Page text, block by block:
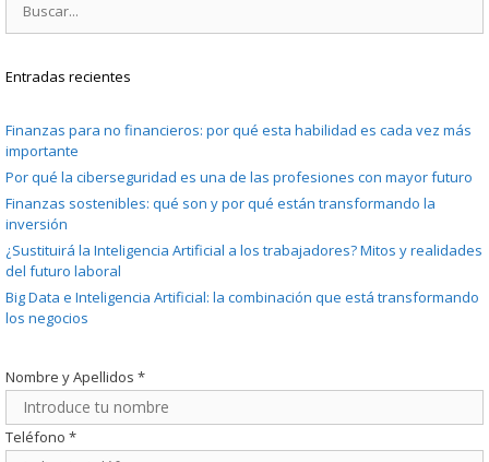
Entradas recientes
Finanzas para no financieros: por qué esta habilidad es cada vez más
importante
Por qué la ciberseguridad es una de las profesiones con mayor futuro
Finanzas sostenibles: qué son y por qué están transformando la
inversión
¿Sustituirá la Inteligencia Artificial a los trabajadores? Mitos y realidades
del futuro laboral
Big Data e Inteligencia Artificial: la combinación que está transformando
los negocios
Nombre y Apellidos *
Teléfono *